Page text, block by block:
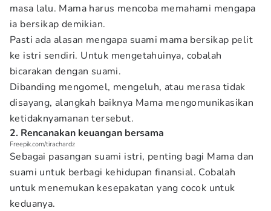
masa lalu. Mama harus mencoba memahami mengapa
ia bersikap demikian.
Pasti ada alasan mengapa suami mama bersikap pelit
ke istri sendiri. Untuk mengetahuinya, cobalah
bicarakan dengan suami.
Dibanding mengomel, mengeluh, atau merasa tidak
disayang, alangkah baiknya Mama mengomunikasikan
ketidaknyamanan tersebut.
2. Rencanakan keuangan bersama
Freepik.com/tirachardz
Sebagai pasangan suami istri, penting bagi Mama dan
suami untuk berbagi kehidupan finansial. Cobalah
untuk menemukan kesepakatan yang cocok untuk
keduanya.